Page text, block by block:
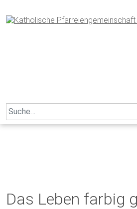
to
content
Search
for:
Das Leben farbig